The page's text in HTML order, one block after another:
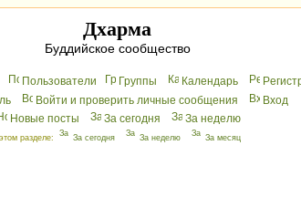
Дхарма
Буддийское сообщество
Пользователи Группы Календарь
Войти и проверить личные сообщения
Вхoд
Новые посты
За сегодня За неделю
разделе: За сегодня За неделю За месяц